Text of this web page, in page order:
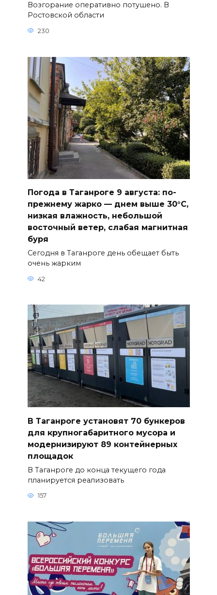
Возгорание оперативно потушено. В
Ростовской области
230
Погода в Таганроге 9 августа: по-
прежнему жарко — днем выше 30°С,
низкая влажность, небольшой
восточный ветер, слабая магнитная
буря
Сегодня в Таганроге день обещает быть
очень жарким
42
В Таганроге установят 70 бункеров
для крупногабаритного мусора и
модернизируют 89 контейнерных
площадок
В Таганроге до конца текущего года
планируется реализовать
157